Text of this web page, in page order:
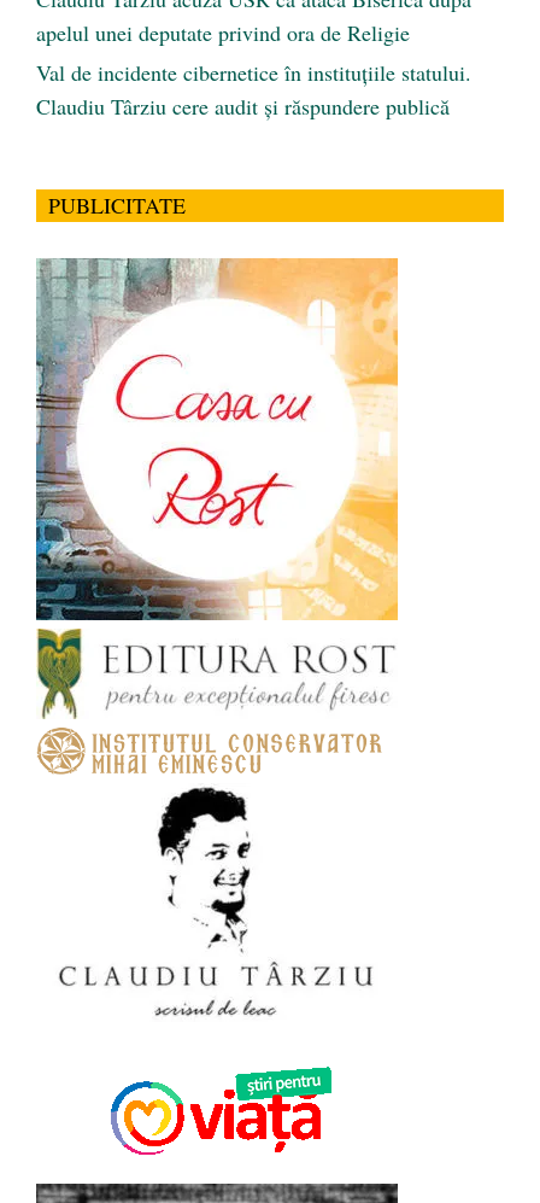
apelul unei deputate privind ora de Religie
Val de incidente cibernetice în instituțiile statului.
Claudiu Târziu cere audit și răspundere publică
PUBLICITATE